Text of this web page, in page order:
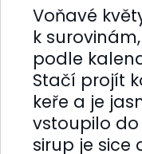
Voňavé
k
podle
Stačí projít
keře a je
vstoupilo do
sirup je sice